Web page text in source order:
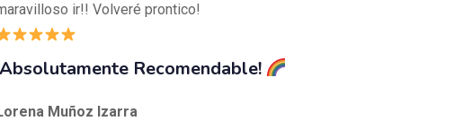
ir!! Volveré prontico!
Recomendable!
Muñoz Izarra